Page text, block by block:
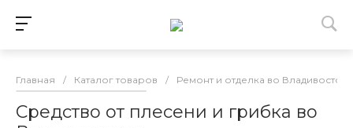
Главная / Каталог товаров / Ремонт и отделка во Владивостоке
Средство от плесени и грибка во